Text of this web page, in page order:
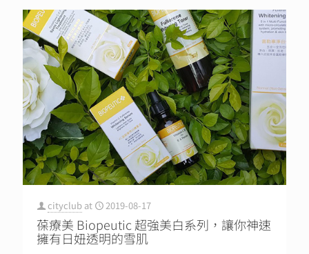
cityclub at 2019-08-17
葆療美 Biopeutic 超強美白系列，讓你神速
擁有日妞透明的雪肌